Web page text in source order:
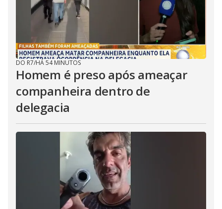
DO R7/HÁ 54 MINUTOS
Homem é preso após ameaçar
companheira dentro de
delegacia